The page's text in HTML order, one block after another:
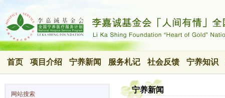
首页 项目介绍 宁养新闻 服务札记 社会反馈 宁养知识
网站搜索 宁养新闻